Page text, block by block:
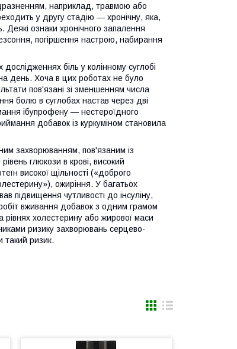
наприклад, травмою або
у другу стадію — хронічну, яка,
ознаки хронічного запалення
погіршення настрою, набирання
біль у колінному суглобі
день. Хоча в цих роботах не було
пов'язані зі зменшенням числа
болю в суглобах настав через дві
ібупрофену — нестероїдного
добавок із куркуміном становила
захворюванням, пов'язаним із
глюкози в крові, високий
високої щільності («доброго
ожиріння. У багатьох
підвищення чутливості до інсуліну,
вживання добавок з одним грамом
рівнях холестерину або жирової маси
ризику захворювань серцево-
такий ризик.